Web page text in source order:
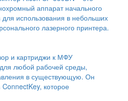
аппарат начального
использования в небольших
лазерного принтера.
и картриджи к МФУ
любой рабочей среды,
в существующую. Он
которое